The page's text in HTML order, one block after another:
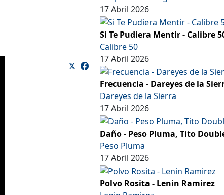
17 Abril 2026
Si Te Pudiera Mentir - Calibre
Calibre 50
17 Abril 2026
Frecuencia - Dareyes de la
Dareyes de la Sierra
17 Abril 2026
Daño - Peso Pluma, Tito
Peso Pluma
17 Abril 2026
Polvo Rosita - Lenin Ramirez